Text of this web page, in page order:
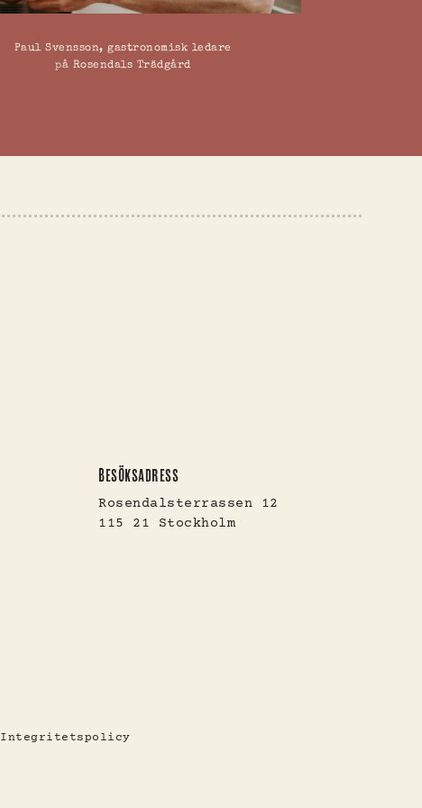
Paul Svensson, gastronomisk ledare
på Rosendals Trädgård
BESÖKSADRESS
Rosendalsterrassen 12
115 21 Stockholm
Integritetspolicy